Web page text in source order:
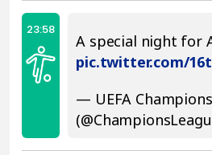
23:58
A special night for
pic.twitter.com/
— UEFA